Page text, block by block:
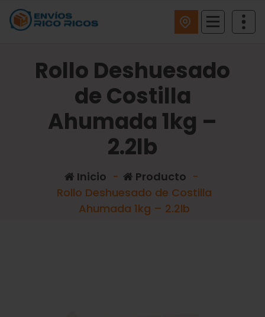
Rollo Deshuesado
de Costilla
Ahumada 1kg –
2.2lb
Inicio - Producto -
Rollo Deshuesado de Costilla
Ahumada 1kg – 2.2lb